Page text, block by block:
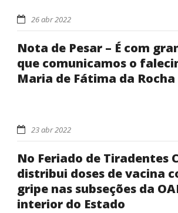
26 abr 2022
Nota de Pesar – É com
que comunicamos o
Maria de Fátima da
23 abr 2022
No Feriado de Tiradentes
distribui doses de vacina
gripe nas subseções da
interior do Estado